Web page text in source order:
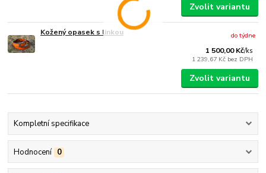
Zvolit variantu
Kožený opasek s linkou
1 500,00 Kč/ks
1 239,67 Kč bez DPH
do týdne
Zvolit variantu
Kompletní specifikace
Hodnocení 0